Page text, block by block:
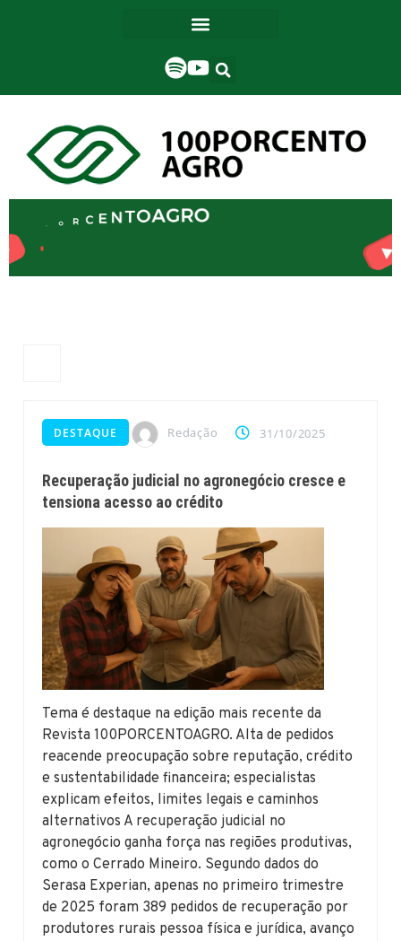
DESTAQUE Redação 31/10/2025
Recuperação judicial no agronegócio cresce e
tensiona acesso ao crédito
Tema é destaque na edição mais recente da
Revista 100PORCENTOAGRO. Alta de pedidos
reacende preocupação sobre reputação, crédito
e sustentabilidade financeira; especialistas
explicam efeitos, limites legais e caminhos
alternativos A recuperação judicial no
agronegócio ganha força nas regiões produtivas,
como o Cerrado Mineiro. Segundo dados do
Serasa Experian, apenas no primeiro trimestre
de 2025 foram 389 pedidos de recuperação por
produtores rurais pessoa física e jurídica, avanço